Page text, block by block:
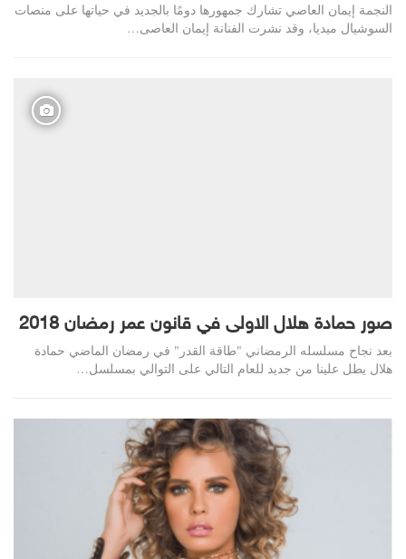
النجمة إيمان العاصي تشارك جمهورها دومًا بالجديد في حياتها على منصات
السوشيال ميديا، وقد نشرت الفنانة إيمان العاصى…
صور حمادة هلال الاولى في قانون عمر رمضان 2018
بعد نجاح مسلسله الرمضاني "طاقة القدر" في رمضان الماضي حمادة
هلال يطل علينا من جديد للعام التالي على التوالي بمسلسل…